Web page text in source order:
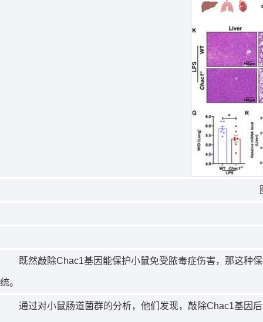
既然敲除Chac1基因能保护小鼠免受脓毒症伤害，那这种
统。
通过对小鼠肠道菌群的分析，他们发现，敲除Chac1基因